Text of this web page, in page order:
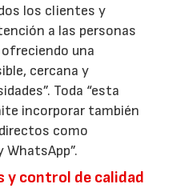
los clientes y
a las personas
una
cercana y
Toda “esta
incorporar también
como
y control de calidad